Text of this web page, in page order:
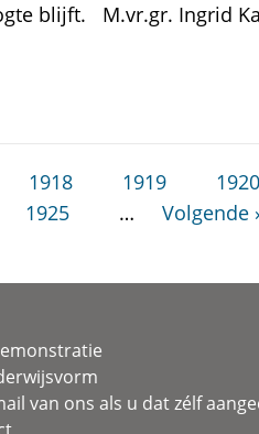
blijft. M.vr.gr. Ingrid
1918 1919 1920
1925 … Volgende ›
van ons als u dat zélf